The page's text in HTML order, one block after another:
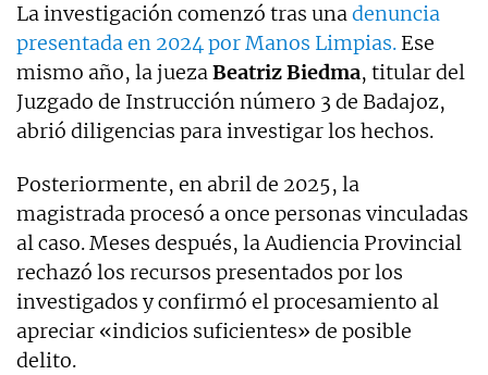
La investigación comenzó tras unadenuncia
presentada en 2024 por Manos Limpias. Ese
mismo año, la juezaBeatriz Biedma, titular del
Juzgado de Instrucción número 3 de Badajoz,
abrió diligencias para investigar los hechos.
Posteriormente, en abril de 2025, la
magistrada procesó a once personas vinculadas
al caso. Meses después, la Audiencia Provincial
rechazó los recursos presentados por los
investigados y confirmó el procesamiento al
apreciar «indicios suficientes» de posible
delito.